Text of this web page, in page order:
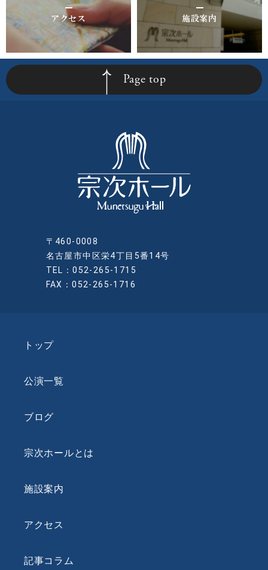
アクセス 施設案内
Page top
〒460-0008
名古屋市中区栄4丁目5番14号
TEL：052-265-1715
FAX：052-265-1716
トップ
公演一覧
ブログ
宗次ホールとは
施設案内
アクセス
記事コラム